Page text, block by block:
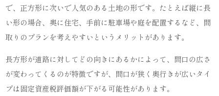
で、正方形に次いで人気のある土地の形です。たとえば縦に長
い形の場合、奥に住宅、手前に駐車場や庭を配置するなど、間
取りのプランを考えやすいというメリットがあります。
長方形が道路に対してどの向きにあるかによって、間口の広さ
が変わってくるのが特徴ですが、間口が狭く奥行きが広いタイ
プは固定資産税評価額が下がる可能性があります。